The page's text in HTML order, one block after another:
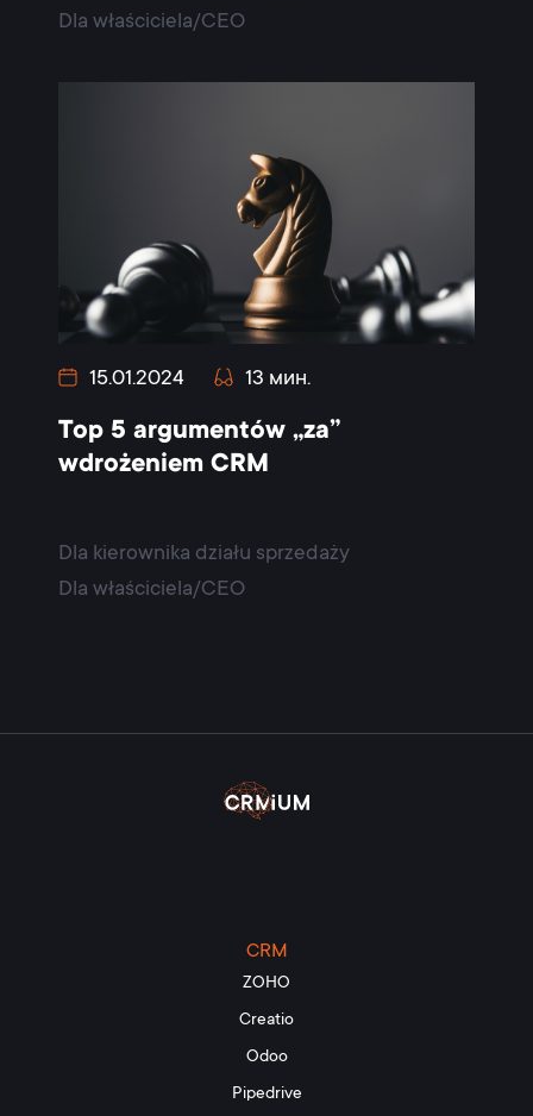
Dla właściciela/CEO
15.01.2024 13 мин.
Top 5 argumentów „za”
wdrożeniem CRM
Dla kierownika działu sprzedaży
Dla właściciela/CEO
CRM
ZOHO
Creatio
Odoo
Pipedrive